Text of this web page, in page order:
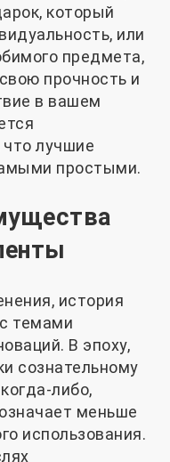
который
или
предмета,
прочность и
в вашем
лучшие
простыми.
история
темами
В эпоху,
сознательному
либо,
меньше
использования.